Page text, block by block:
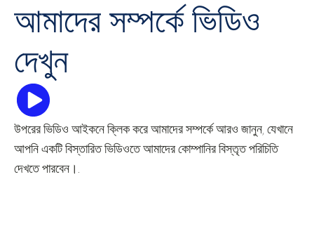
আমাদের সম্পর্কে ভিডিও
দেখুন
উপরের ভিডিও আইকনে ক্লিক করে আমাদের সম্পর্কে আরও জানুন, যেখানে
আপনি একটি বিস্তারিত ভিডিওতে আমাদের কোম্পানির বিস্তৃত পরিচিতি
দেখতে পারবেন।.